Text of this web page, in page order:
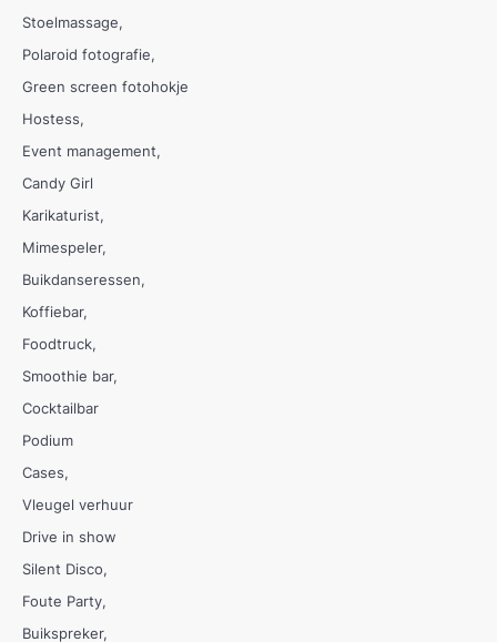
Stoelmassage
Polaroid fotografie
Green screen fotohokje
Hostess
Event management
Candy Girl
Karikaturist
Mimespeler
Buikdanseressen
Koffiebar
Foodtruck
Smoothie bar
Cocktailbar
Podium
Cases
Vleugel verhuur
Drive in show
Silent Disco
Foute Party
Buikspreker